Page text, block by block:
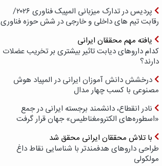
پردیس در تدارک میزبانی المپیک فناوری ۲۰۲۶/
رقابت تیم های داخلی و خارجی در شش حوزه فناوری
یافته مهم محققان ایرانی
کدام داروهای دیابت تاثیر بیشتری بر تخریب عضلات
دارند؟
درخشش دانش آموزان ایرانی در المپیاد هوش
مصنوعی با کسب چهار مدال
نادر انقطاع، دانشمند برجسته ایرانی در جمع
«اسطوره‌های الکترومغناطیس» جهان قرار گرفت
با تلاش محققان ایرانی محقق شد
طراحی داروهای هدفمندتر با شناسایی نقاط داغ
مولکولی